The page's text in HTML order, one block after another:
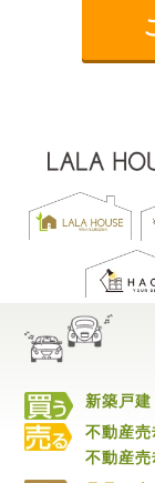
新築戸建
不動産売
不動産